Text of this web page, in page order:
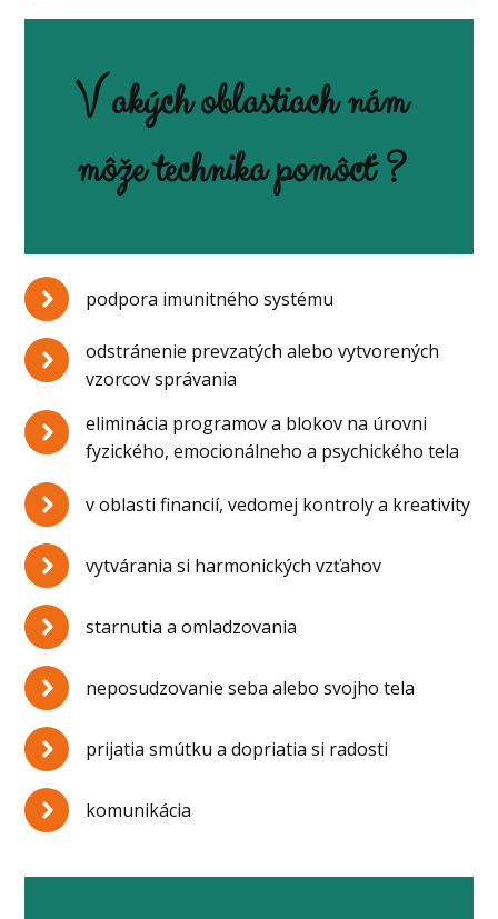
V akých oblastiach nám
môže technika pomôcť ?
podpora imunitného systému
odstránenie prevzatých alebo vytvorených
vzorcov správania
eliminácia programov a blokov na úrovni
fyzického, emocionálneho a psychického tela
v oblasti financií, vedomej kontroly a kreativity
vytvárania si harmonických vzťahov
starnutia a omladzovania
neposudzovanie seba alebo svojho tela
prijatia smútku a dopriatia si radosti
komunikácia